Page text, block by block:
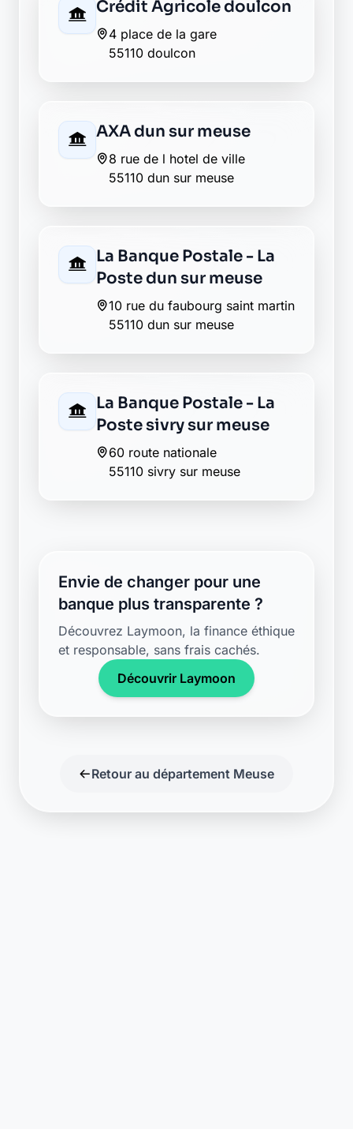
Crédit Agricole doulcon
4 place de la gare
55110 doulcon
AXA dun sur meuse
8 rue de l hotel de ville
55110 dun sur meuse
La Banque Postale - La
Poste dun sur meuse
10 rue du faubourg saint martin
55110 dun sur meuse
La Banque Postale - La
Poste sivry sur meuse
60 route nationale
55110 sivry sur meuse
Envie de changer pour une
banque plus transparente ?
Découvrez Laymoon, la finance éthique
et responsable, sans frais cachés.
Découvrir Laymoon
Retour au département Meuse